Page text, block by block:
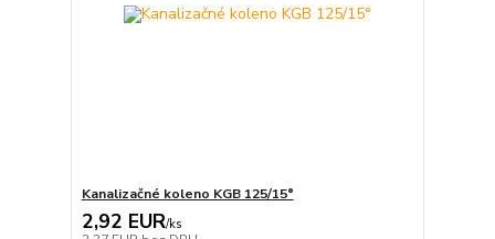
Kanalizačné koleno KGB 125/15°
2,92 EUR/ks